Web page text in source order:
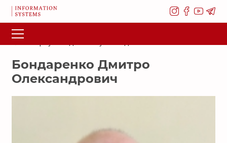
Бондаренко Дмитро
Олександрович